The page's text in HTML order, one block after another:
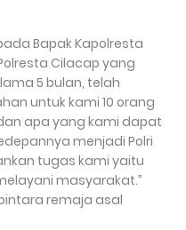
Bapak Kapolresta
Cilacap yang
5 bulan, telah
untuk kami 10 orang
apa yang kami dapat
menjadi Polri
tugas kami yaitu
masyarakat.”
remaja asal